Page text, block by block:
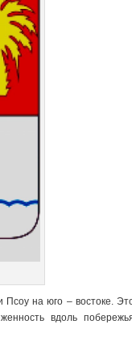
Псоу на юго – востоке.
вдоль